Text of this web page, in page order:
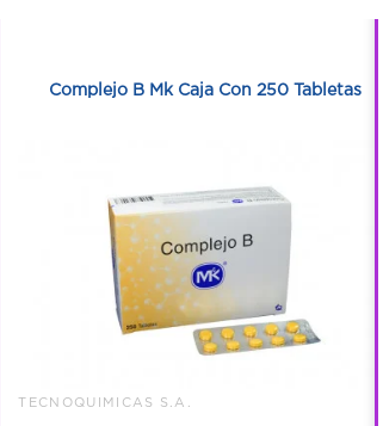
Complejo B Mk Caja Con 250 Tabletas
TECNOQUIMICAS S.A.